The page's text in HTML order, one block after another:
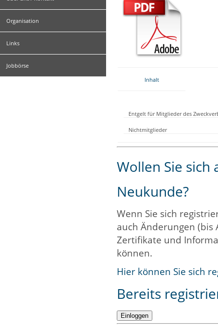
Organisation
Links
Jobbörse
Inhalt
Entgelt für Mitglieder des
Nichtmitglieder
Wollen Sie sich
Neukunde?
Wenn Sie sich
auch Änderungen
Zertifikate und
können.
Hier können Sie sich
Bereits